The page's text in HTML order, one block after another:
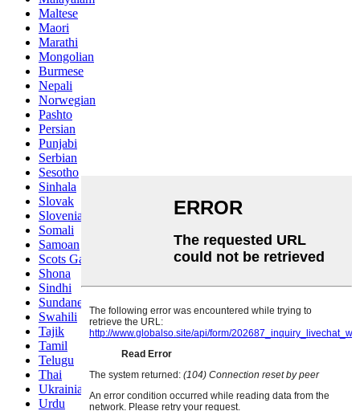
Maltese
Maori
Marathi
Mongolian
Burmese
Nepali
Norwegian
Pashto
Persian
Punjabi
Serbian
Sesotho
Sinhala
Slovak
Slovenian
Somali
Samoan
Scots Gaelic
Shona
Sindhi
Sundanese
Swahili
Tajik
Tamil
Telugu
Thai
Ukrainian
Urdu